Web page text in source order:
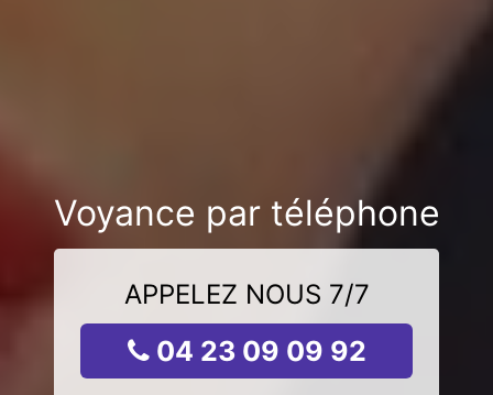
Voyance par téléphone
APPELEZ NOUS 7/7
04 23 09 09 92